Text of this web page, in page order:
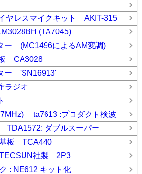
ヤレスマイクキット AKIT-315
(TA7045)
ー (MC1496によるAM変調)
CA3028
ー 'SN16913'
ラジオ
7MHz) ta7613 :プロダクト検波
TDA1572: ダブルスーパー
基板 TCA440
社製 2P3
: NE612 キット化